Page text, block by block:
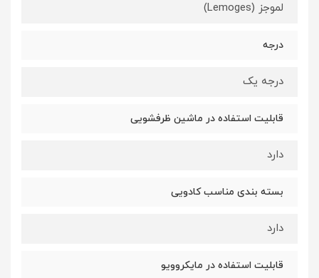
لموجز (Lemoges)
درجه
درجه یک
قابلیت استفاده در ماشین ظرفشویی
دارد
بسته بندی مناسب کادویی
دارد
قابلیت استفاده در مایکروویو